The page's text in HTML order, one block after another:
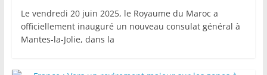
Le vendredi 20 juin 2025, le Royaume du Maroc a
officiellement inauguré un nouveau consulat général à
Mantes-la-Jolie, dans la